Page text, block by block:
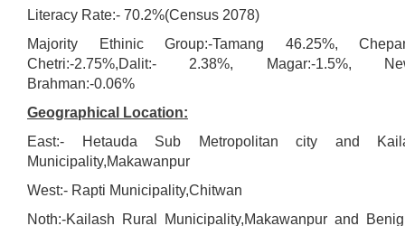
Literacy Rate:- 70.2%(Census 2078)
Majority Ethinic Group:-Tamang 46.25%,
Chetri:-2.75%,Dalit:- 2.38%, Magar:-1.5%,
Brahman:-0.06%
Geographical Location:
East:- Hetauda Sub Metropolitan city and
Municipality,Makawanpur
West:- Rapti Municipality,Chitwan
Noth:-Kailash Rural Municipality,Makawanpur and